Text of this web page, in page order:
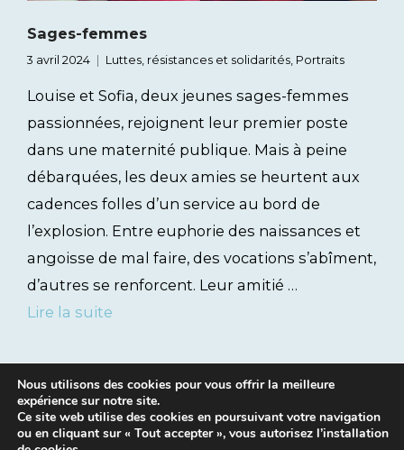
Sages-femmes
3 avril 2024 Luttes, résistances et solidarités, Portraits
Louise et Sofia, deux jeunes sages-femmes
passionnées, rejoignent leur premier poste
dans une maternité publique. Mais à peine
débarquées, les deux amies se heurtent aux
cadences folles d’un service au bord de
l’explosion. Entre euphorie des naissances et
angoisse de mal faire, des vocations s’abîment,
d’autres se renforcent. Leur amitié …
Lire la suite
Nous utilisons des cookies pour vous offrir la meilleure
expérience sur notre site.
Ce site web utilise des cookies en poursuivant votre navigation
ou en cliquant sur « Tout accepter », vous autorisez l’installation